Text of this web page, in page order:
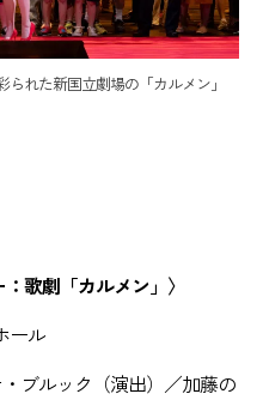
れた新国立劇場の「カルメン」
歌劇「カルメン」〉
ール
ブルック（演出）／加藤の